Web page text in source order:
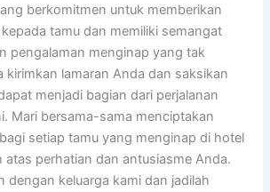
berkomitmen untuk memberikan
tamu dan memiliki semangat
pengalaman menginap yang tak
kirimkan lamaran Anda dan saksikan
menjadi bagian dari perjalanan
Mari bersama-sama menciptakan
setiap tamu yang menginap di hotel
atas perhatian dan antusiasme Anda.
dengan keluarga kami dan jadilah